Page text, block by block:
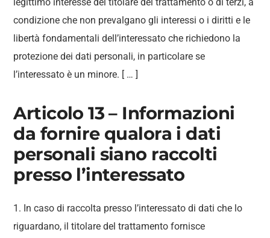
condizione che non prevalgano gli interessi o i diritti e le
libertà fondamentali dell’interessato che richiedono la
protezione dei dati personali, in particolare se
l’interessato è un minore. [ … ]
Articolo 13 – Informazioni
da fornire qualora i dati
personali siano raccolti
presso l’interessato
1. In caso di raccolta presso l’interessato di dati che lo
riguardano, il titolare del trattamento fornisce